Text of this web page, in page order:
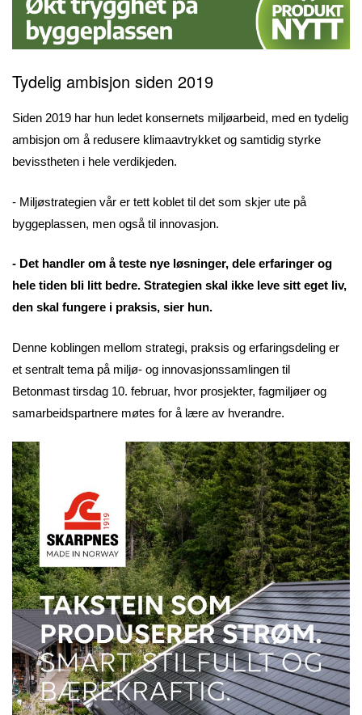
Tydelig ambisjon siden 2019
Siden 2019 har hun ledet konsernets miljøarbeid, med en tydelig
ambisjon om å redusere klimaavtrykket og samtidig styrke
bevisstheten i hele verdikjeden.
- Miljøstrategien vår er tett koblet til det som skjer ute på
byggeplassen, men også til innovasjon.
- Det handler om å teste nye løsninger, dele erfaringer og
hele tiden bli litt bedre. Strategien skal ikke leve sitt eget liv,
den skal fungere i praksis, sier hun.
Denne koblingen mellom strategi, praksis og erfaringsdeling er
et sentralt tema på miljø- og innovasjonssamlingen til
Betonmast tirsdag 10. februar, hvor prosjekter, fagmiljøer og
samarbeidspartnere møtes for å lære av hverandre.